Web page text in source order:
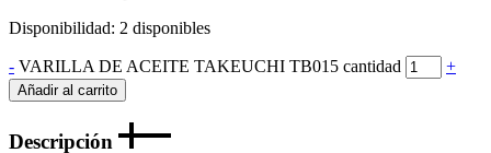
Disponibilidad: 2 disponibles
- VARILLA DE ACEITE TAKEUCHI TB015 cantidad +
Añadir al carrito
Descripción